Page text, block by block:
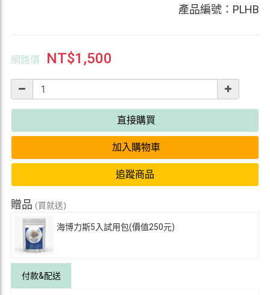
產品編號：PLHB
網路價 NT$1,500
直接購買
加入購物車
追蹤商品
贈品 (買就送)
海博力斯5入試用包(價值250元)
付款&配送